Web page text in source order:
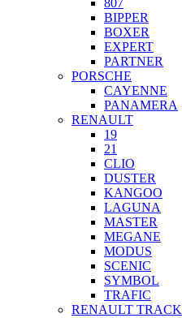
807
BIPPER
BOXER
EXPERT
PARTNER
PORSCHE
CAYENNE
PANAMERA
RENAULT
19
21
CLIO
DUSTER
KANGOO
LAGUNA
MASTER
MEGANE
MODUS
SCENIC
SYMBOL
TRAFIC
RENAULT TRACK